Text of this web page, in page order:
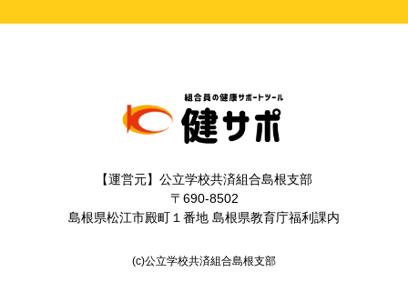
【運営元】公立学校共済組合島根支部
〒690-8502
島根県松江市殿町１番地 島根県教育庁福利課内
(c)公立学校共済組合島根支部